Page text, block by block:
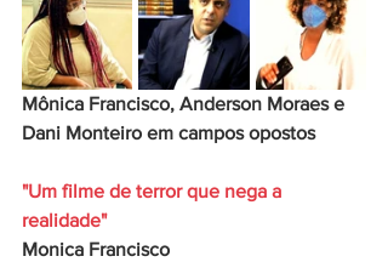
Mônica Francisco, Anderson Moraes e
Dani Monteiro em campos opostos
"Um filme de terror que nega a
realidade"
Monica Francisco